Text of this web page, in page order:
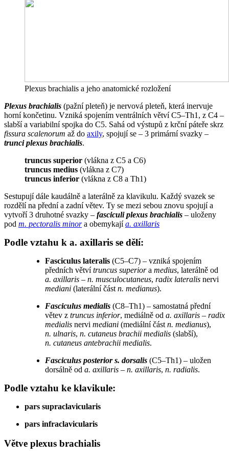
Plexus brachialis a jeho anatomické rozložení
Plexus brachialis (pažní pleteň) je nervová pleteň, která inervuje
horní končetinu. Vzniká spojením ventrálních větví C5–Th1, z C4 –
slabší a variabilní spojka do C5. Sahá od výstupů z krční páteře skrz
fissura scalenorum až do axily, spojují se – 3 primární svazky –
trunci plexus brachialis.
truncus superior (vlákna z C5 a C6)
truncus medius (vlákna z C7)
truncus inferior (vlákna z C8 a Th1)
Sestupují dále kaudálně a laterálně za klavikulu. Každý svazek se
rozdělí na přední a zadní větev. Ty se mezi sebou znovu spojují a
vytvoří 3 druhotné svazky – fasciculi plexus brachialis – uloženy
pod m. pectoralis minora obemykajía. axillaris
Podle vztahu k a. axillaris se dělí:
Fasciculus lateralis (C5–C7) – vzniká spojením
předních větvítruncus superiora medius, laterálně od
a. axillaris – n. musculocutaneus, radix lateralis nervi
mediani (laterální část n. medianus).
Fasciculus medialis (C8–Th1) – samostatná přední
větev z truncus inferior, mediálně od a. axillaris – radix
medialis nervi mediani (mediální část n. medianus),
n. ulnaris, n. cutaneus brachii medialis (slabší),
n. cutaneus antebrachii medialis.
Fasciculus posterior s. dorsalis (C5–Th1) – uložen
dorsálně od a. axillaris – n. axillaris, n. radialis.
Podle vztahu ke klavikule:
pars supraclavicularis
pars infraclavicularis
Větve plexus brachialis